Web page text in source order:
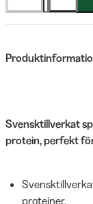
Svensktillverkat
protein, perfekt
proteiner.